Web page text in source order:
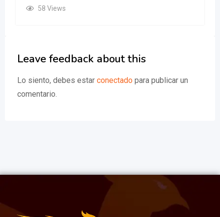
58 Views
Leave feedback about this
Lo siento, debes estar conectado para publicar un
comentario.